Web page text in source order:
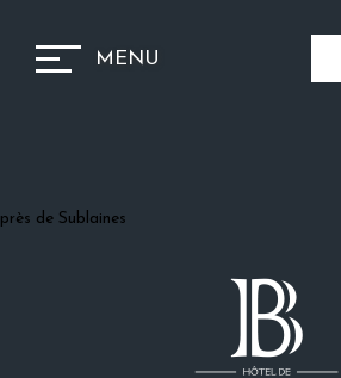
MENU
près de Sublaines